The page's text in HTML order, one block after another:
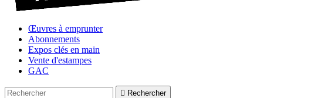
Œuvres à emprunter
Abonnements
Expos clés en main
Vente d'estampes
GAC
 Rechercher